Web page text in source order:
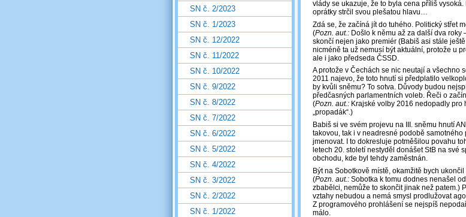
vlády se ukazuje, že to byla cena příliš
oprátky strčil svou plešatou hlavu…
Zdá se, že začíná jít do tuhého. Politický střet
(Pozn. aut.: Došlo k němu až za další dva roky
skončí nejen jako premiér (Babiš asi stále
nicméně ta už nemusí být aktuální, protože u
ale i jako předseda ČSSD.
A protože v Čechách se nic neutají a všechno
2011 najevo, že toto hnutí si předplatilo
by kvůli sněmu? To sotva. Důvody budou
předčasných parlamentních voleb. Řeči o
(Pozn. aut.: Krajské volby 2016 nedopadly pro
„propadák“.)
Babiš si ve svém projevu na III. sněmu hnutí
takovou, tak i v neadresné podobě
jmenovat. I to dokresluje potměšilou povahu
letech 20. století nestyděl donášet StB na své
obchodu, kde byl tehdy zaměstnán.
Být na Sobotkově místě, okamžitě bych
(Pozn. aut.: Sobotka k tomu dodnes nenašel
zbabělci, nemůže to skončit jinak než patem.)
vztahy nebudou a nemá smysl prodlužovat
Z programového prohlášení se nejspíš
málo.
SN č. 2/2023
SN č. 1/2023
SN č. 12/2022
SN č. 11/2022
SN č. 10/2022
SN č. 9/2022
SN č. 8/2022
SN č. 7/2022
SN č. 6/2022
SN č. 5/2022
SN č. 4/2022
SN č. 3/2022
SN č. 2/2022
SN č. 1/2022